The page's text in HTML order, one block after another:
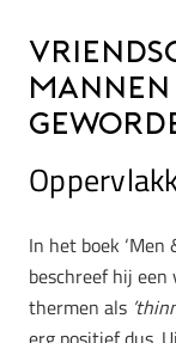
In het boek
beschreef hij
thermen als